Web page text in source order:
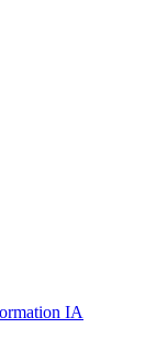
IA